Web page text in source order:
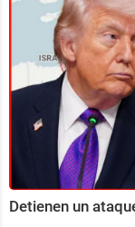
Detienen un